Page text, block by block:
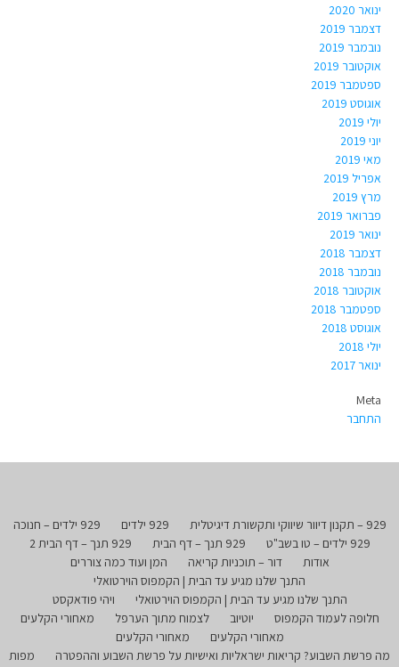
ינואר 2020
דצמבר 2019
נובמבר 2019
אוקטובר 2019
ספטמבר 2019
אוגוסט 2019
יולי 2019
יוני 2019
מאי 2019
אפריל 2019
מרץ 2019
פברואר 2019
ינואר 2019
דצמבר 2018
נובמבר 2018
אוקטובר 2018
ספטמבר 2018
אוגוסט 2018
יולי 2018
ינואר 2017
Meta
התחבר
929 – תקנון דיוור שיווקי ותקשורת דיגיטלית 929 ילדים
929 ילדים – חנוכה
929 ילדים – טו בשב"ט
929 תנך – דף הבית
929 תנך – דף הבית 2
אודות
דור – תוכניות קריאה
המן ועוד כמה צוררים
התנך שלנו מגיע עד הבית | הקמפוס הוירטואלי
התנך שלנו מגיע עד הבית | הקמפוס הוירטואלי
ויהי פודאקסט
חלופה לעמוד הקמפוס
יוטיוב לצמוח מתוך הערפל
מאחורי הקלעים
מאחורי הקלעים
מאחורי הקלעים
מה פרשת השבוע? קריאות ישראליות ואישיות על פרשת השבוע וההפטרה
מפות